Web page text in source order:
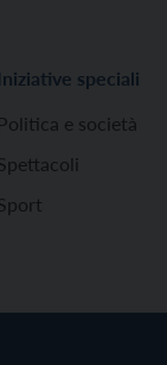
Iniziative speciali
Politica e società